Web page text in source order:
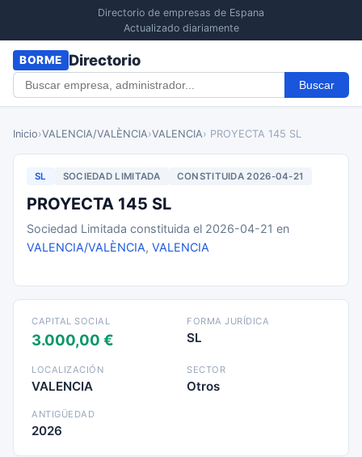
Directorio de empresas de Espana
Actualizado diariamente
BORME Directorio
Buscar
Inicio›VALENCIA/VALÈNCIA›VALENCIA› PROYECTA 145 SL
SL SOCIEDAD LIMITADA CONSTITUIDA 2026-04-21
PROYECTA 145 SL
Sociedad Limitada constituida el 2026-04-21 en
VALENCIA/VALÈNCIA, VALENCIA
CAPITAL SOCIAL
3.000,00 €
FORMA JURÍDICA
SL
LOCALIZACIÓN
VALENCIA
SECTOR
Otros
ANTIGÜEDAD
2026